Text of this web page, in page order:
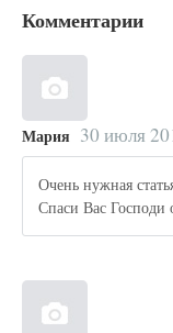
Комментарии
Мария 30 июля
Очень нужная
Спаси Вас Господи